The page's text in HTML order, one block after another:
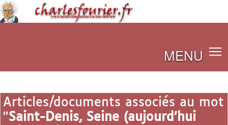
MENU
Articles/documents associés au mot
"Saint-Denis, Seine (aujourd’hui